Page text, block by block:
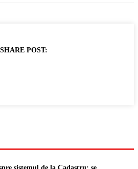
SHARE POST: